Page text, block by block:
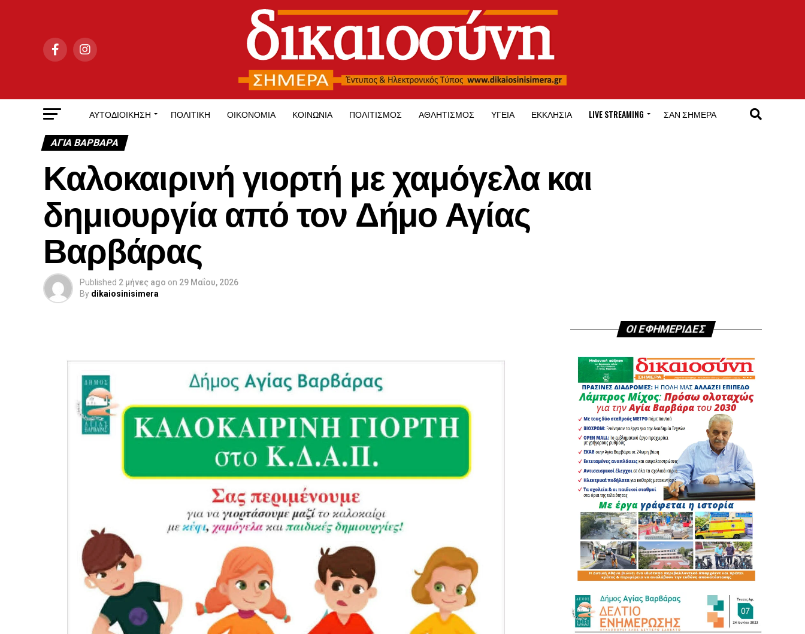
ΑΥΤΟΔΙΟΊΚΗΣΗ ΠΟΛΙΤΙΚΉ ΟΙΚΟΝΟΜΊΑ ΚΟΙΝΩΝΊΑ ΠΟΛΙΤΙΣΜΌΣ ΑΘΛΗΤΙΣΜΌΣ ΥΓΕΊΑ ΕΚΚΛΗΣΊΑ LIVE STREAMING ΣΑΝ ΣΉΜΕΡΑ
ΑΓΙΑ ΒΑΡΒΑΡΑ
Καλοκαιρινή γιορτή με χαμόγελα και
δημιουργία από τον Δήμο Αγίας
Βαρβάρας
Published 2 μήνες ago on 29 Μαΐου, 2026
By dikaiosinisimera
ΟΙ ΕΦΗΜΕΡΙΔΕΣ